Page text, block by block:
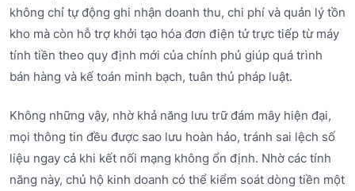
không chỉ tự động ghi nhận doanh thu, chi phí và quản lý tồn
kho mà còn hỗ trợ khởi tạo hóa đơn điện tử trực tiếp từ máy
tính tiền theo quy định mới của chính phủ giúp quá trình
bán hàng và kế toán minh bạch, tuân thủ pháp luật.
Không những vậy, nhờ khả năng lưu trữ đám mây hiện đại,
mọi thông tin đều được sao lưu hoàn hảo, tránh sai lệch số
liệu ngay cả khi kết nối mạng không ổn định. Nhờ các tính
năng này, chủ hộ kinh doanh có thể kiểm soát dòng tiền một